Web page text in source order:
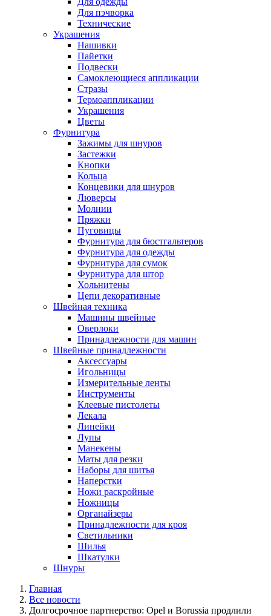
Для пэчворка
Технические
Украшения
Нашивки
Пайетки
Подвески
Самоклеющиеся аппликации
Стразы
Термоаппликации
Украшения
Цветы
Фурнитура
Зажимы для шнуров
Застежки
Кнопки
Кольца
Концевики для шнуров
Люверсы
Молнии
Пряжки
Пуговицы
Фурнитура для бюстгальтеров
Фурнитура для одежды
Фурнитура для сумок
Фурнитура для штор
Хольнитены
Цепи декоративные
Швейная техника
Машины швейные
Оверлоки
Принадлежности для машин
Швейные принадлежности
Аксессуары
Игольницы
Измерительные ленты
Инструменты
Клеевые пистолеты
Лекала
Линейки
Лупы
Манекены
Маты для резки
Наборы для шитья
Наперстки
Ножи раскройные
Ножницы
Органайзеры
Принадлежности для кроя
Светильники
Шилья
Шкатулки
Шнуры
Главная
Все новости
Долгосрочное партнерство: Opel и Borussia продлили